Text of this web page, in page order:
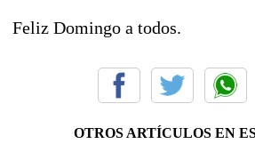
Feliz Domingo a todos.
OTROS ARTÍCULOS EN